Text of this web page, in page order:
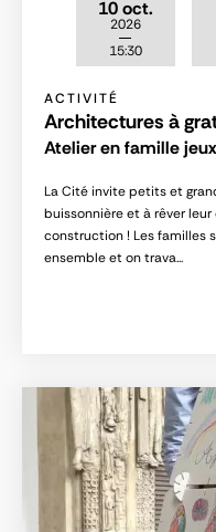
10 oct.
2026
15:30
ACTIVITÉ
Architectures à
Atelier en famille
La Cité invite petits et
buissonnière et à rêver
construction ! Les familles
ensemble et on trava...